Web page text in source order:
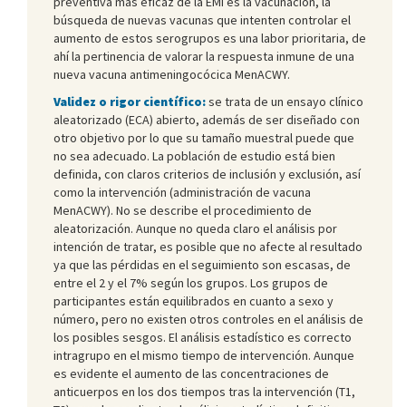
búsqueda de nuevas vacunas que intenten controlar el
aumento de estos serogrupos es una labor prioritaria, de
ahí la pertinencia de valorar la respuesta inmune de una
nueva vacuna antimeningocócica MenACWY.
Validez o rigor científico:se trata de un ensayo clínico
aleatorizado (ECA) abierto, además de ser diseñado con
otro objetivo por lo que su tamaño muestral puede que
no sea adecuado. La población de estudio está bien
definida, con claros criterios de inclusión y exclusión, así
como la intervención (administración de vacuna
MenACWY). No se describe el procedimiento de
aleatorización. Aunque no queda claro el análisis por
intención de tratar, es posible que no afecte al resultado
ya que las pérdidas en el seguimiento son escasas, de
entre el 2 y el 7% según los grupos. Los grupos de
participantes están equilibrados en cuanto a sexo y
número, pero no existen otros controles en el análisis de
los posibles sesgos. El análisis estadístico es correcto
intragrupo en el mismo tiempo de intervención. Aunque
es evidente el aumento de las concentraciones de
anticuerpos en los dos tiempos tras la intervención (T1,